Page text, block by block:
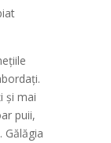
și mai
puii,
Gălăgia